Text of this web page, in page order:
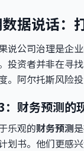
据说话：
说公司治理是企
投资者并非在寻
。阿尔托斯风险
：财务预测的
乐观的财务预测
划书。他们更感